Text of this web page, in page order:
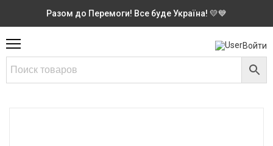
Разом до Перемоги! Все буде Україна! 💛💙
Войти